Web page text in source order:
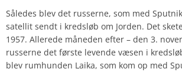
Således blev det russerne, som med
satellit sendt i kredsløb om Jorden. Det
1957. Allerede måneden efter – den 3.
russerne det første levende væsen i
blev rumhunden Laika, som kom op med